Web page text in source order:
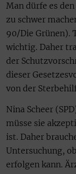
Man dürfe es
zu schwer
90/Die Grünen).
wichtig. Daher
der
dieser
von der
Nina Scheer
müsse sie
ist. Daher
Untersuchung,
erfolgen kann.